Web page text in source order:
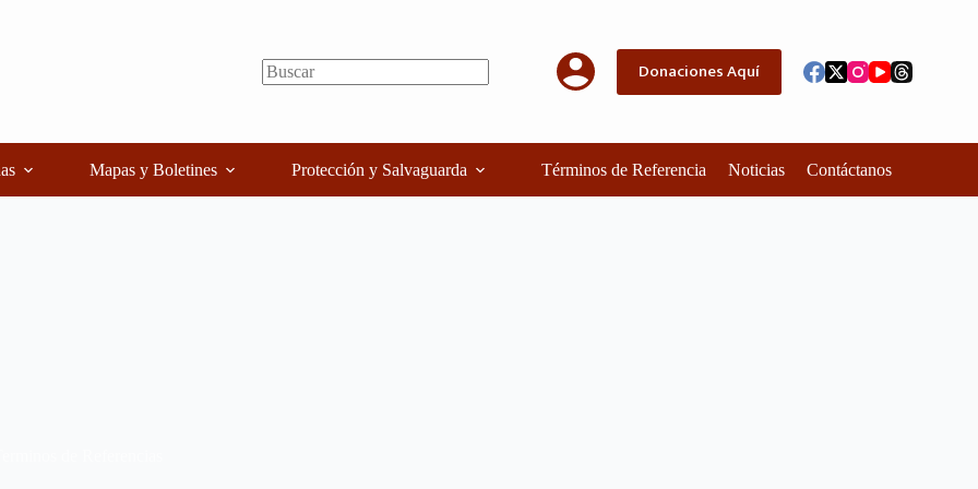
Donaciones Aquí
Mapas y Boletines Protección y Salvaguarda Términos de Referencia Noticias Contáctanos